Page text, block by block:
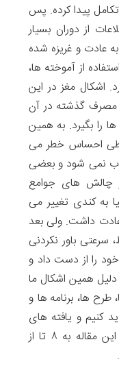
پیدا کرده. پس
از دوران بسیار
عادت و غریزه شده
از آموخته ها،
اشکال مغز در این
مصرف گذشته در آن
را بگیرد. به همین
احساس خطر می
نمی شود و بعضی
چالش های جوامع
به کندی تغییر می
داشت. ولی بعد
سرعتی باور نکردنی
خود را از دست داد و
دلیل همین اشکال ما
ها، برنامه ها و
کنیم و یافته های
آن را مرتباَ راستی آزمایی نمائیم. در این مقاله به ۸ تا از